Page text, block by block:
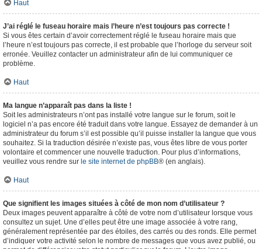
Haut
J’ai réglé le fuseau horaire mais l’heure n’est toujours pas correcte !
Si vous êtes certain d’avoir correctement réglé le fuseau horaire mais que
l’heure n’est toujours pas correcte, il est probable que l’horloge du serveur soit
erronée. Veuillez contacter un administrateur afin de lui communiquer ce
problème.
Haut
Ma langue n’apparaît pas dans la liste !
Soit les administrateurs n’ont pas installé votre langue sur le forum, soit le
logiciel n’a pas encore été traduit dans votre langue. Essayez de demander à un
administrateur du forum s’il est possible qu’il puisse installer la langue que vous
souhaitez. Si la traduction désirée n’existe pas, vous êtes libre de vous porter
volontaire et commencer une nouvelle traduction. Pour plus d’informations,
veuillez vous rendre sur le site internet de phpBB® (en anglais).
Haut
Que signifient les images situées à côté de mon nom d’utilisateur ?
Deux images peuvent apparaître à côté de votre nom d’utilisateur lorsque vous
consultez un sujet. Une d’elles peut être une image associée à votre rang,
généralement représentée par des étoiles, des carrés ou des ronds. Elle permet
d’indiquer votre activité selon le nombre de messages que vous avez publié, ou